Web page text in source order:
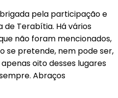
pela participação e
de Terabítia. Há vários
não foram mencionados,
se pretende, nem pode ser,
oito desses lugares
Abraços